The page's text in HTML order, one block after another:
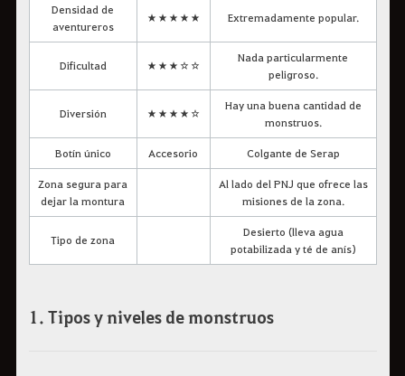
Densidad de
aventureros
★★★★★ Extremadamente popular.
Dificultad ★★★☆☆
Nada particularmente
peligroso.
Diversión ★★★★☆
Hay una buena cantidad de
monstruos.
Botín único Accesorio Colgante de Serap
Zona segura para
dejar la montura
Al lado del PNJ que ofrece las
misiones de la zona.
Tipo de zona
Desierto (lleva agua
potabilizada y té de anís)
1. Tipos y niveles de monstruos